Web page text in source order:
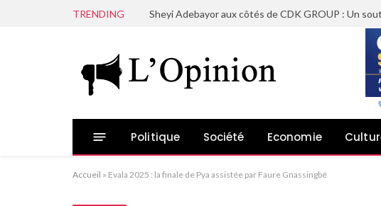
TRENDING
Politique Société Economie
Accueil » Evala 2025 : la finale de Pya assistée par Faure Gnassingbé